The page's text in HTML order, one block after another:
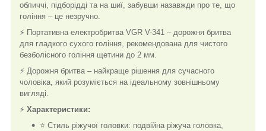
обличчі, підборідді та на шиї, забувши назавжди про те, що
гоління – це незручно.
⚡ Портативна електробритва VGR V-341 – дорожня бритва
для гладкого сухого гоління, рекомендована для чистого
безболісного гоління щетини до 2 мм.
⚡ Дорожня бритва – найкраще рішення для сучасного
чоловіка, який розуміється на ідеальному зовнішньому
вигляді.
⚡ Характеристики:
⭐ Стиль ріжучої головки: подвійна ріжуча головка,